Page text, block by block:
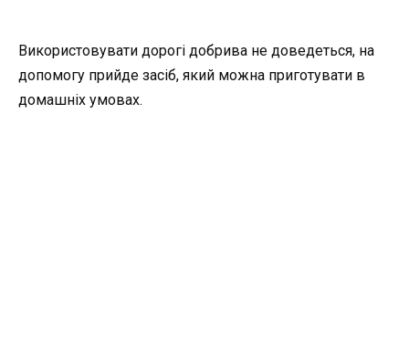
Використовувати дорогі добрива не доведеться, на
допомогу прийде засіб, який можна приготувати в
домашніх умовах.